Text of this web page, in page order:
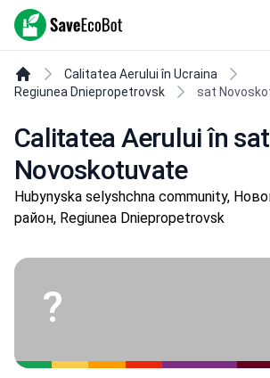
SaveEcoBot
Calitatea Aerului în Ucraina
Regiunea Dniepropetrovsk
sat
Calitatea Aerului în sat
Novoskotuvate
Hubynyska selyshchna community,
район, Regiunea Dniepropetrovsk
?